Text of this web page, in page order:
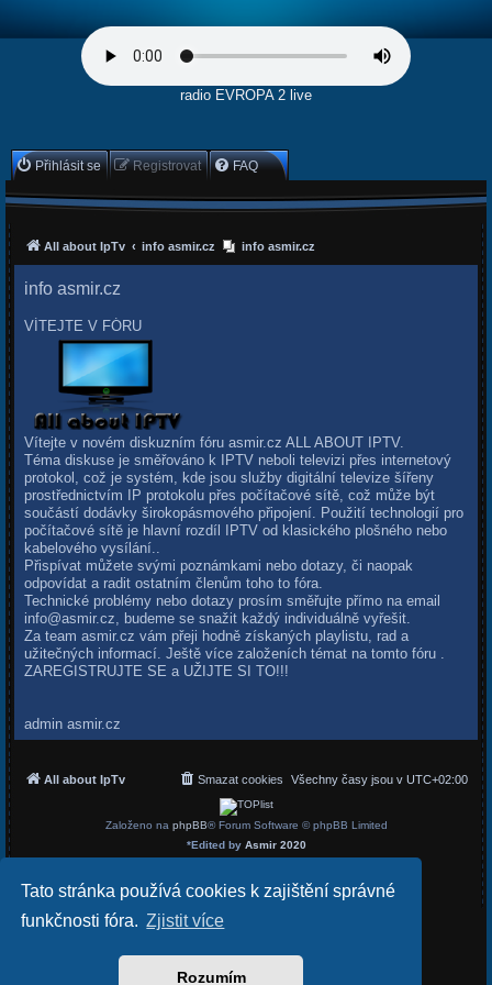
Tato stránka používá cookies k zajištění správné
funkčnosti fóra. Zjistit více
Rozumím
radio EVROPA 2 live
Přihlásit se Registrovat FAQ
All about IpTv info asmir.cz info asmir.cz
info asmir.cz
VÍTEJTE V FÓRU
Vítejte v novém diskuzním fóru asmir.cz ALL ABOUT IPTV.
Téma diskuse je směřováno k IPTV neboli televizi přes internetový
protokol, což je systém, kde jsou služby digitální televize šířeny
prostřednictvím IP protokolu přes počítačové sítě, což může být
součástí dodávky širokopásmového připojení. Použití technologií pro
počítačové sítě je hlavní rozdíl IPTV od klasického plošného nebo
kabelového vysílání..
Přispívat můžete svými poznámkami nebo dotazy, či naopak
odpovídat a radit ostatním členům toho to fóra.
Technické problémy nebo dotazy prosím směřujte přímo na email
info@asmir.cz , budeme se snažit každý individuálně vyřešit.
Za team asmir.cz vám přeji hodně získaných playlistu, rad a
užitečných informací. Ještě více založeních témat na tomto fóru .
ZAREGISTRUJTE SE a UŽIJTE SI TO!!!
admin asmir.cz
All about IpTv Všechny časy jsou v UTC+02:00
Smazat cookies
Založeno na phpBB® Forum Software © phpBB Limited
*Edited by Asmir 2020
Soukromí
Podmínky